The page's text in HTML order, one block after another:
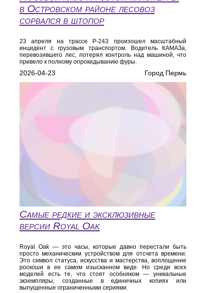
в Островском районе лесовоз
сорвался в штопор
23 апреля на трассе Р-243 произошел масштабный
инцидент с грузовым транспортом. Водитель КАМАЗа,
перевозившего лес, потерял контроль над машиной, что
привело к полному опрокидыванию фуры.
2026-04-23 Город Пермь
Самые редкие и эксклюзивные
версии Royal Oak
Royal Oak — это часы, которые давно перестали быть
просто механическим устройством для отсчета времени.
Это символ статуса, искусства и мастерства, воплощение
роскоши в ее самом изысканном виде. Но среди всех
моделей есть те, что стоят особняком — уникальные
экземпляры, созданные в единичных копиях или
выпущенные ограниченными сериями.